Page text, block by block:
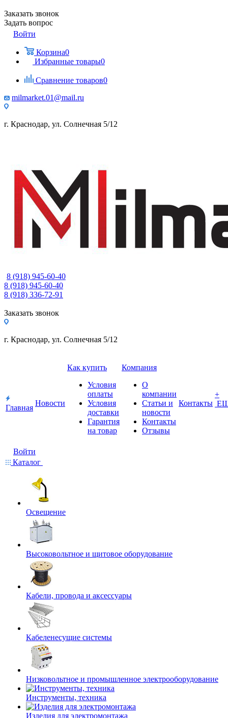
Заказать звонок
Задать вопрос
Войти
Корзина0
Избранные товары0
Сравнение товаров0
milmarket.01@mail.ru
г. Краснодар, ул. Солнечная 5/12
8 (918) 945-60-40
8 (918) 945-60-40
8 (918) 336-72-91
Заказать звонок
г. Краснодар, ул. Солнечная 5/12
Главная
Новости
Как купить
Условия
оплаты
Условия
доставки
Гарантия
на товар
Компания
О
компании
Статьи и
новости
Контакты
Отзывы
Контакты
+
Войти
Каталог
Освещение
Высоковольтное и щитовое оборудование
Кабели, провода и аксессуары
Кабеленесущие системы
Низковольтное и промышленное электрооборудование
Инструменты, техника
Изделия для электромонтажа